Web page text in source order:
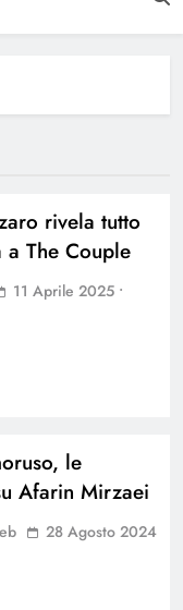
rivela tutto
a The Couple
11 Aprile 2025 •
le
Afarin Mirzaei
28 Agosto 2024